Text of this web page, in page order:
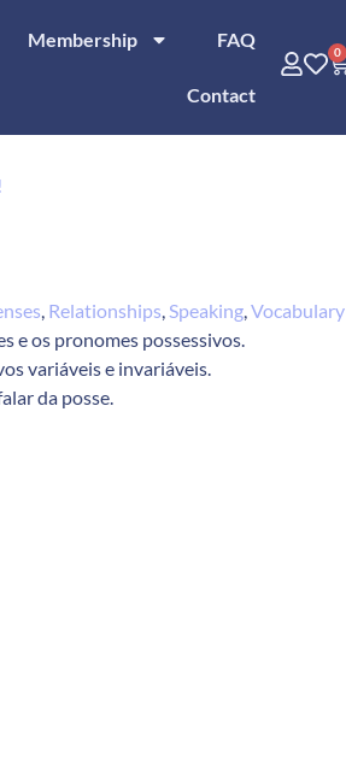
Membership FAQ
Contact
0
, Relationships,Speaking,Vocabulary
e os pronomes possessivos.
variáveis e invariáveis.
da posse.